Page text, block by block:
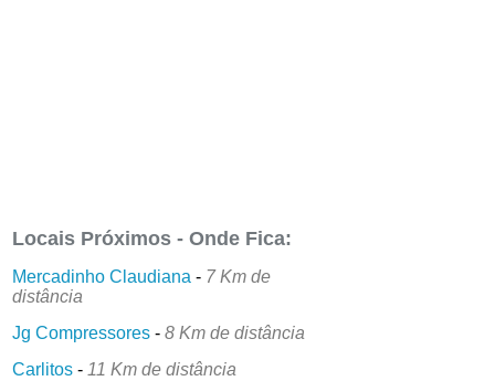
Locais Próximos - Onde Fica:
Mercadinho Claudiana - 7 Km de
distância
Jg Compressores -8 Km de distância
Carlitos - 11 Km de distância